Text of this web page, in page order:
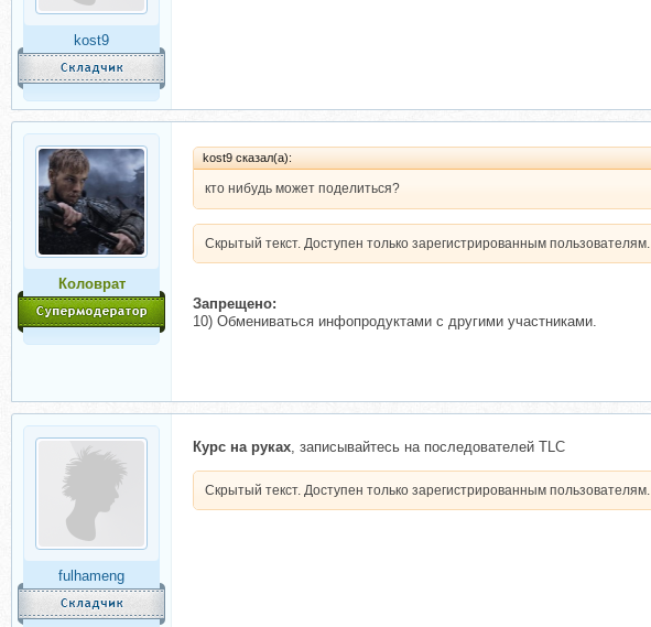
kost9
Коловрат
kost9 сказал(а):
кто нибудь может поделиться?
Скрытый текст. Доступен только зарегистрированным пользователям.
Запрещено:
10) Обмениваться инфопродуктами с другими участниками.
fulhameng
Курс на руках, записывайтесь на последователей TLC
Скрытый текст. Доступен только зарегистрированным пользователям.